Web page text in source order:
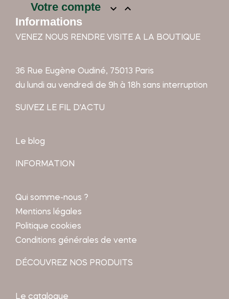
Votre compte  
Informations
VENEZ NOUS RENDRE VISITE A LA BOUTIQUE
36 Rue Eugène Oudiné, 75013 Paris
du lundi au vendredi de 9h à 18h sans interruption
SUIVEZ LE FIL D'ACTU
Le blog
INFORMATION
Qui somme-nous ?
Mentions légales
Politique cookies
Conditions générales de vente
DÉCOUVREZ NOS PRODUITS
Le catalogue